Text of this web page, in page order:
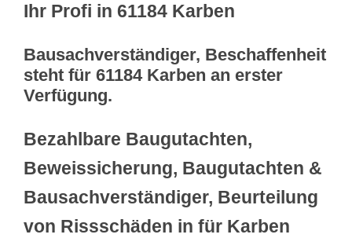
Ihr Profi in 61184 Karben
Bausachverständiger, Beschaffenheit
steht für 61184 Karben an erster
Verfügung.
Bezahlbare Baugutachten,
Beweissicherung, Baugutachten &
Bausachverständiger, Beurteilung
von Rissschäden in für Karben